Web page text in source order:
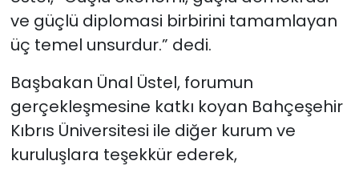
ve güçlü diplomasi birbirini tamamlayan
üç temel unsurdur.” dedi.
Başbakan Ünal Üstel, forumun
gerçekleşmesine katkı koyan Bahçeşehir
Kıbrıs Üniversitesi ile diğer kurum ve
kuruluşlara teşekkür ederek,